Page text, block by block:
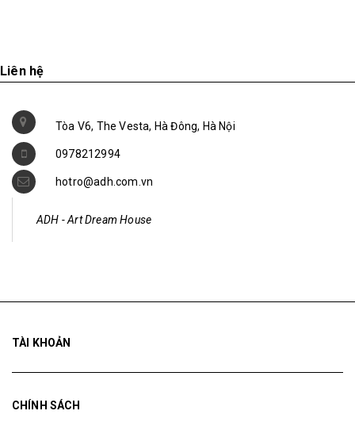
Liên hệ
Tòa V6, The Vesta, Hà Đông, Hà Nội
0978212994
hotro@adh.com.vn
ADH - Art Dream House
TÀI KHOẢN
CHÍNH SÁCH